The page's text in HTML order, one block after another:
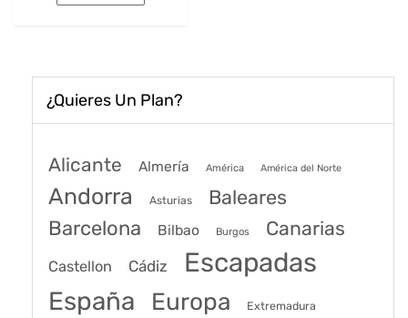
¿Quieres Un Plan?
Alicante Almería América América del Norte
Andorra Asturias Baleares
Barcelona Bilbao Burgos Canarias
Castellon Cádiz Escapadas
España Europa Extremadura